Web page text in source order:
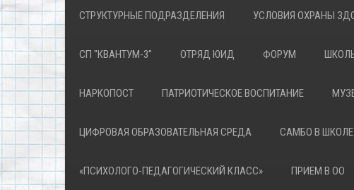
СТРУКТУРНЫЕ ПОДРАЗДЕЛЕНИЯ УСЛОВИЯ ОХРАНЫ
СП "КВАНТУМ-3" ОТРЯД ЮИД ФОРУМ
НАРКОПОСТ ПАТРИОТИЧЕСКОЕ ВОСПИТАНИЕ
ЦИФРОВАЯ ОБРАЗОВАТЕЛЬНАЯ СРЕДА САМБО В ШКОЛЕ
«ПСИХОЛОГО-ПЕДАГОГИЧЕСКИЙ КЛАСС» ПРИЕМ В ОО